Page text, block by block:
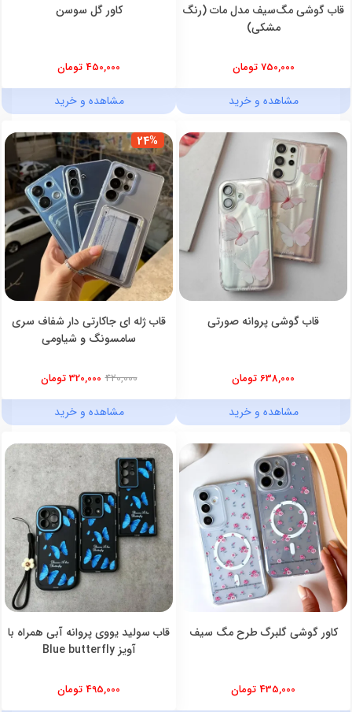
قاب گوشی مگ‌سیف مدل مات (رنگ
مشکی)
750,000 تومان
مشاهده و خرید
کاور گل سوسن
450,000 تومان
مشاهده و خرید
قاب گوشی پروانه صورتی
638,000 تومان
مشاهده و خرید
24%
قاب ژله ای جاکارتی دار شفاف سری
سامسونگ و شیاومی
420,000 320,000 تومان
مشاهده و خرید
کاور گوشی گلبرگ طرح مگ سیف
435,000 تومان
قاب سولید یووی پروانه آبی همراه با
آویز Blue butterfly
495,000 تومان